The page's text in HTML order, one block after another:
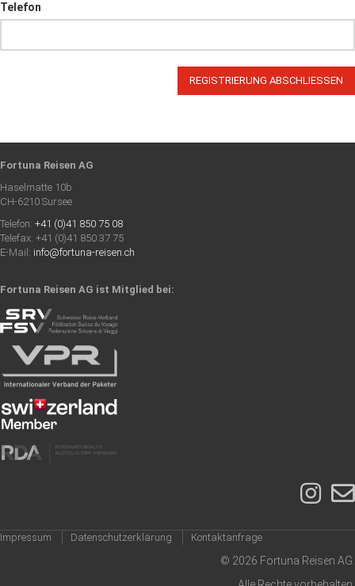
Telefon
Fortuna Reisen AG
Haselmatte 10b
CH-6210 Sursee
Telefon: +41 (0)41 850 75 08
Telefax: +41 (0)41 850 37 75
E-Mail: info@fortuna-reisen.ch
Fortuna Reisen AG ist Mitglied bei:
Impressum Datenschutzerklärung Kontaktanfrage
© 2026 Fortuna Reisen AG.